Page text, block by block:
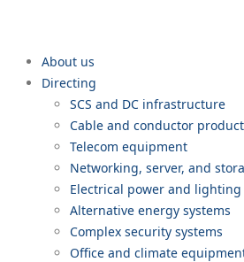
About us
Directing
SCS and DC infrastructure
Cable and conductor
Telecom equipment
Networking, server, and
Electrical power and lighting
Alternative energy systems
Complex security systems
Office and climate